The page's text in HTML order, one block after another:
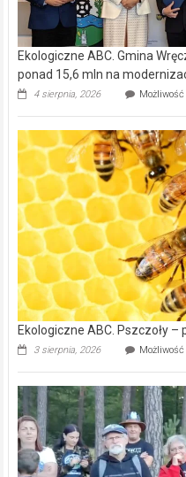
Ekologiczne ABC. Gmina
ponad 15,6 mln na
4 sierpnia, 2026
Ekologiczne ABC. Pszczoły
3 sierpnia, 2026